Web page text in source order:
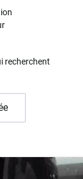
recherchent